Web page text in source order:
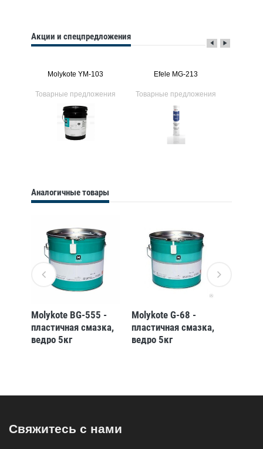
Акции и спецпредложения
Molykote YM-103
Товарные предложения
Efele MG-213
Товарные предложения
Аналогичные товары
Molykote BG-555 -
пластичная смазка,
ведро 5кг
Molykote G-68 -
пластичная смазка,
ведро 5кг
Свяжитесь с нами